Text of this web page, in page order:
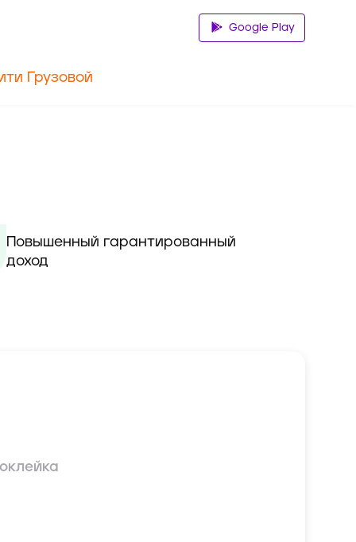
Google Play
Грузовой
Повышенный гарантированный
доход